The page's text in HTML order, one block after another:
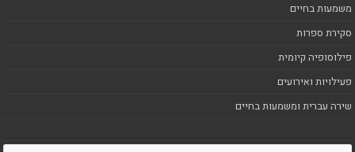
משמעות בחיים
סקירת ספרות
פילוסופיה קיומית
פעילויות ואירועים
שירה עברית ומשמעות בחיים